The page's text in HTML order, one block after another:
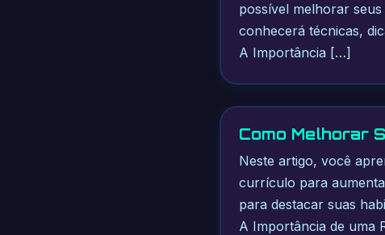
possível melhorar
conhecerá técnicas,
A Importância […]
Como Melhorar
Neste artigo, você
currículo para
para destacar suas
A Importância de uma